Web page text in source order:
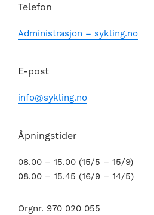
Telefon
Administrasjon – sykling.no
E-post
info@sykling.no
Åpningstider
08.00 – 15.00 (15/5 – 15/9)
08.00 – 15.45 (16/9 – 14/5)
Orgnr. 970 020 055